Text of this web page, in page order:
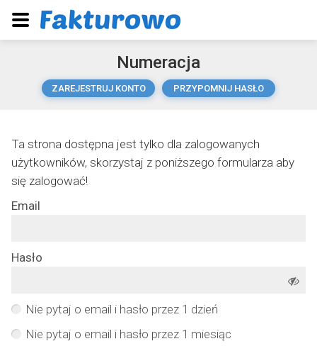
Numeracja
ZAREJESTRUJ KONTO PRZYPOMNIJ HASŁO
Ta strona dostępna jest tylko dla zalogowanych
użytkowników, skorzystaj z poniższego formularza aby
się zalogować!
Email
Hasło
Nie pytaj o email i hasło przez 1 dzień
Nie pytaj o email i hasło przez 1 miesiąc